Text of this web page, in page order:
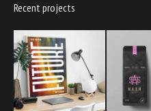
Recent projects